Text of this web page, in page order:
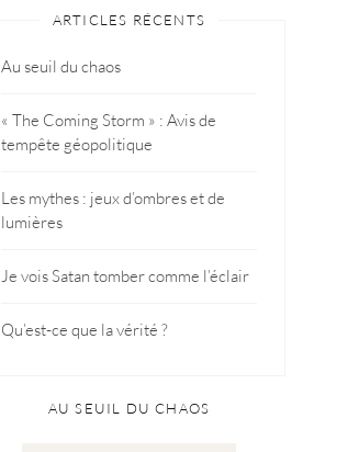
ARTICLES RÉCENTS
Au seuil du chaos
« The Coming Storm » : Avis de
tempête géopolitique
Les mythes : jeux d’ombres et de
lumières
Je vois Satan tomber comme l’éclair
Qu’est-ce que la vérité ?
AU SEUIL DU CHAOS